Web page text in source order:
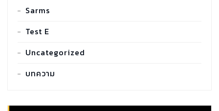
Sarms
Test E
Uncategorized
บทความ
SARMS COMBO P.C.T - RX